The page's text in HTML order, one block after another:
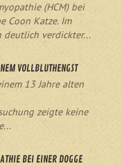
(HCM) bei
Coon Katze. Im
deutlich verdickter...
VOLLBLUTHENGST
13 Jahre alten
zeigte keine
BEI EINER DOGGE